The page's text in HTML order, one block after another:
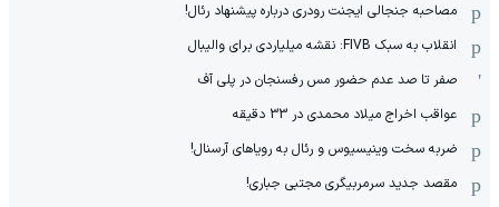
مصاحبه جنجالی ایجنت رودری درباره پیشنهاد رئال!
انقلاب به سبک FIVB: نقشه میلیاردی برای والیبال
صفر تا صد عدم حضور مس رفسنجان در پلی آف
عواقب اخراج میلاد محمدی در 33 دقیقه
ضربه سخت وینیسیوس و رئال به رویاهای آرسنال!
مقصد جدید سرمربیگری مجتبی جباری!